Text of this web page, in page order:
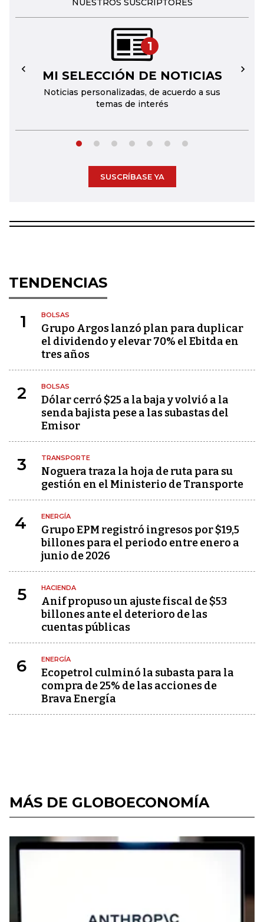
NUESTROS SUSCRIPTORES
1
MI SELECCIÓN DE NOTICIAS
Noticias personalizadas, de acuerdo a sus
temas de interés
← →
SUSCRÍBASE YA
TENDENCIAS
1 BOLSAS
Grupo Argos lanzó plan para duplicar
el dividendo y elevar 70% el Ebitda en
tres años
2 BOLSAS
Dólar cerró $25 a la baja y volvió a la
senda bajista pese a las subastas del
Emisor
3 TRANSPORTE
Noguera traza la hoja de ruta para su
gestión en el Ministerio de Transporte
4 ENERGÍA
Grupo EPM registró ingresos por $19,5
billones para el periodo entre enero a
junio de 2026
5 HACIENDA
Anif propuso un ajuste fiscal de $53
billones ante el deterioro de las
cuentas públicas
6 ENERGÍA
Ecopetrol culminó la subasta para la
compra de 25% de las acciones de
Brava Energía
MÁS DE GLOBOECONOMÍA